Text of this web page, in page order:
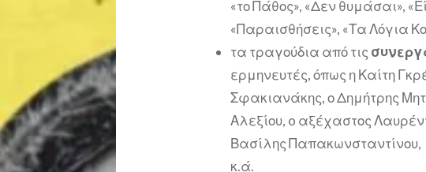
«το Πάθος», «Δεν θυμάσαι»,
«Παραισθήσεις», «Τα Λόγια
τα τραγούδια από τις
ερμηνευτές, όπως η Καίτη
Σφακιανάκης, ο Δημήτρης
Αλεξίου, o αξέχαστος
Βασίλης
κ.ά.